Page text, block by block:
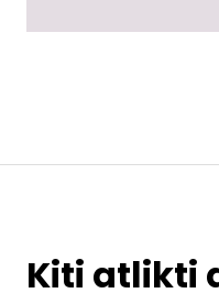
Kiti atlikti